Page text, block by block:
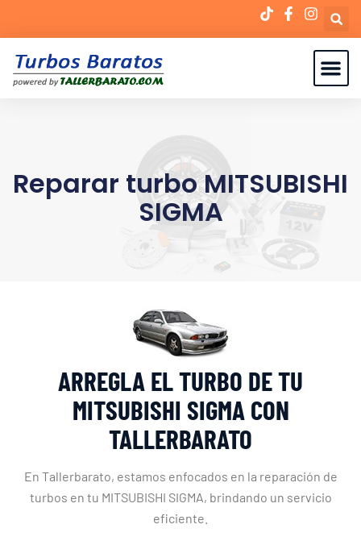
Reparar turbo MITSUBISHI
SIGMA
ARREGLA EL TURBO DE TU
MITSUBISHI SIGMA CON
TALLERBARATO
En Tallerbarato, estamos enfocados en la reparación de
turbos en tu MITSUBISHI SIGMA, brindando un servicio
eficiente.